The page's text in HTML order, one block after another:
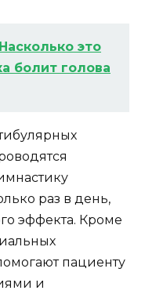
Насколько это
болит голова
раз в день,
эффекта. Кроме
пациенту
и